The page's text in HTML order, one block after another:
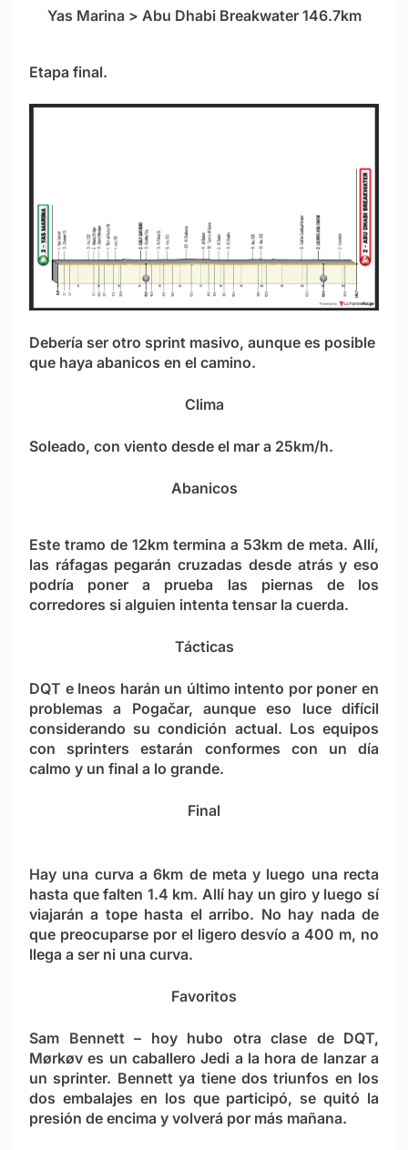
Yas Marina > Abu Dhabi Breakwater 146.7km
Etapa final.
Debería ser otro sprint masivo, aunque es posible
que haya abanicos en el camino.
Clima
Soleado, con viento desde el mar a 25km/h.
Abanicos
Este tramo de 12km termina a 53km de meta. Allí,
las ráfagas pegarán cruzadas desde atrás y eso
podría poner a prueba las piernas de los
corredores si alguien intenta tensar la cuerda.
Tácticas
DQT e Ineos harán un último intento por poner en
problemas a Pogačar, aunque eso luce difícil
considerando su condición actual. Los equipos
con sprinters estarán conformes con un día
calmo y un final a lo grande.
Final
Hay una curva a 6km de meta y luego una recta
hasta que falten 1.4 km. Allí hay un giro y luego sí
viajarán a tope hasta el arribo. No hay nada de
que preocuparse por el ligero desvío a 400 m, no
llega a ser ni una curva.
Favoritos
Sam Bennett– hoy hubo otra clase de DQT,
Mørkøv es un caballero Jedi a la hora de lanzar a
un sprinter. Bennett ya tiene dos triunfos en los
dos embalajes en los que participó, se quitó la
presión de encima y volverá por más mañana.